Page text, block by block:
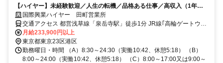
【ハイヤー】未経験歓迎／人生の転機／品格ある仕事／高収入（1年目
～月収例 約43万円）／VIP送迎
国際興業ハイヤー 田町営業所
交通アクセス 都営浅草線「泉岳寺駅」徒歩1分 JR線｢高輪ゲートウェ
イ駅｣徒歩8分
月給233,900円以上
東京都東京23区港区
勤務曜日・時間 （A）8:30～24:30（実働10:42、休憩5:18） （B）
8:00～24:00（実働10:42、休憩5:18） （C）8:00～17:00又は9:00～